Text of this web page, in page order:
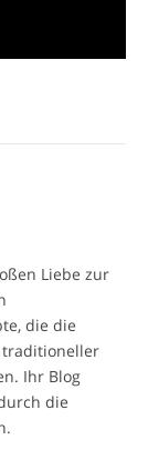
Liebe zur
die die
traditioneller
Ihr Blog
die